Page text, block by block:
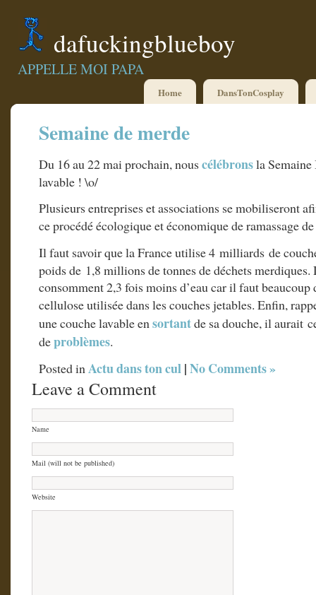
dafuckingblueboy
APPELLE MOI PAPA
Home DansTonCosplay
Semaine de merde
Du 16 au 22 mai prochain, nouscélébronsla
lavable ! \o/
Plusieurs entreprises et associations se mobiliseront
ce procédé écologique et économique de ramassage
Il faut savoir que la France utilise 4 milliards de
poids de 1,8 millions de tonnes de déchets merdiques.
consomment 2,3 fois moins d’eau car il faut beaucoup
cellulose utilisée dans les couches jetables. Enfin,
une couche lavable en sortantde sa douche, il aurait
deproblèmes.
Posted in Actu dans ton cul|No Comments »
Leave a Comment
Name
Mail (will not be published)
Website